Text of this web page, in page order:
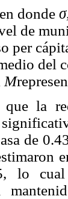
en donde
de
per
del
M
la
de
lo